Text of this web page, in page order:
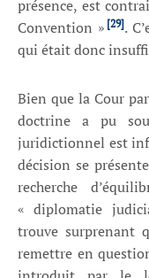
présence, est
Convention » [29].
qui était donc
Bien que la Cour
doctrine a pu
juridictionnel est
décision se
recherche
« diplomatie
trouve surprenant
remettre en